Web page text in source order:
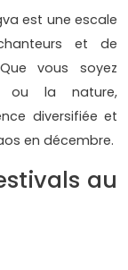
est une escale
et de
vous soyez
ou la nature,
diversifiée et
en décembre.
au